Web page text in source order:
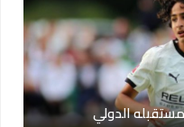
الدولي